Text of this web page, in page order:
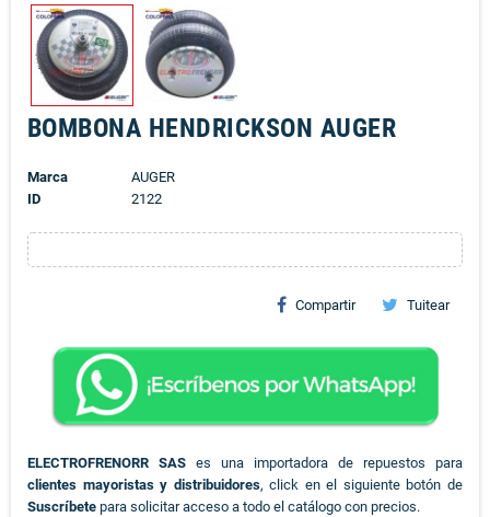
BOMBONA HENDRICKSON AUGER
Marca
AUGER
ID
2122
Compartir Tuitear
ELECTROFRENORR SAS es una importadora de repuestos para
clientes mayoristas y distribuidores, click en el siguiente botón de
Suscríbete para solicitar acceso a todo el catálogo con precios.